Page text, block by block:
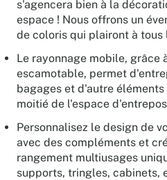
s'agencera bien à la
espace ! Nous offrons un
de coloris qui plairont à tous
Le rayonnage mobile, grâce
escamotable, permet
bagages et d'autre
moitié de l'espace
Personnalisez le design de
avec des compléments et
rangement multiusages
supports, tringles, cabinets,